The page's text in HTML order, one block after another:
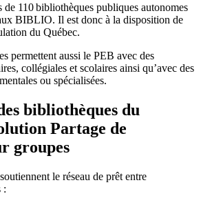
de 110bibliothèques publiques autonomes
BIBLIO. Il est donc à la disposition de
du Québec.
permettent aussi le PEB avec des
collégiales et scolaires ainsi qu’avec des
ou spécialisées.
bibliothèques du
Partage de
groupes
le réseau de prêt entre
: